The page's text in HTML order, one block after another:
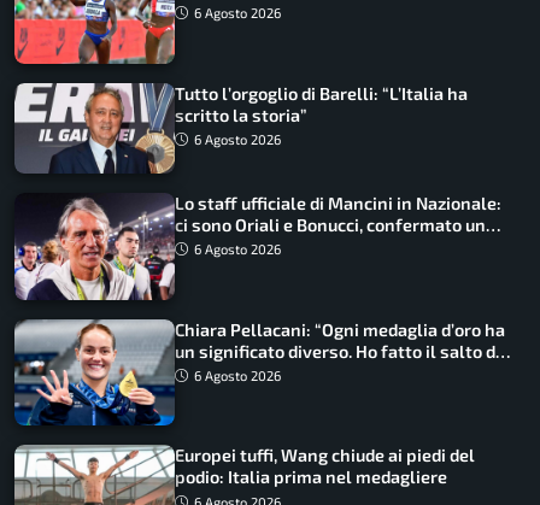
Non ho nulla da perdere”
6 Agosto 2026
Tutto l’orgoglio di Barelli: “L’Italia ha
scritto la storia”
6 Agosto 2026
Lo staff ufficiale di Mancini in Nazionale:
ci sono Oriali e Bonucci, confermato un
ritorno
6 Agosto 2026
Chiara Pellacani: “Ogni medaglia d’oro ha
un significato diverso. Ho fatto il salto di
qualità”
6 Agosto 2026
Europei tuffi, Wang chiude ai piedi del
podio: Italia prima nel medagliere
6 Agosto 2026